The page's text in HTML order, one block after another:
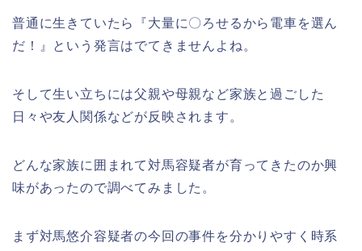
普通に生きていたら『大量に〇ろせるから電車を選ん
だ！』という発言はでてきませんよね。
そして生い立ちには父親や母親など家族と過ごした
日々や友人関係などが反映されます。
どんな家族に囲まれて対馬容疑者が育ってきたのか興
味があったので調べてみました。
まず対馬悠介容疑者の今回の事件を分かりやすく時系